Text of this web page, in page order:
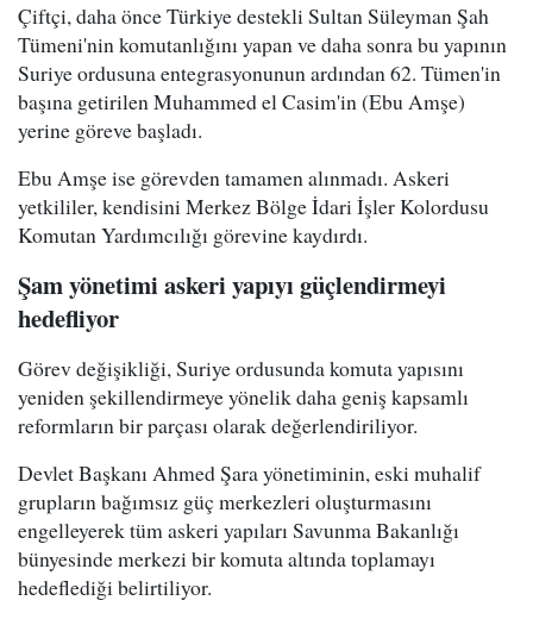
Çiftçi, daha önce Türkiye destekli Sultan Süleyman Şah
Tümeni'nin komutanlığını yapan ve daha sonra bu yapının
Suriye ordusuna entegrasyonunun ardından 62. Tümen'in
başına getirilen Muhammed el Casim'in (Ebu Amşe)
yerine göreve başladı.
Ebu Amşe ise görevden tamamen alınmadı. Askeri
yetkililer, kendisini Merkez Bölge İdari İşler Kolordusu
Komutan Yardımcılığı görevine kaydırdı.
Şam yönetimi askeri yapıyı güçlendirmeyi
hedefliyor
Görev değişikliği, Suriye ordusunda komuta yapısını
yeniden şekillendirmeye yönelik daha geniş kapsamlı
reformların bir parçası olarak değerlendiriliyor.
Devlet Başkanı Ahmed Şara yönetiminin, eski muhalif
grupların bağımsız güç merkezleri oluşturmasını
engelleyerek tüm askeri yapıları Savunma Bakanlığı
bünyesinde merkezi bir komuta altında toplamayı
hedeflediği belirtiliyor.